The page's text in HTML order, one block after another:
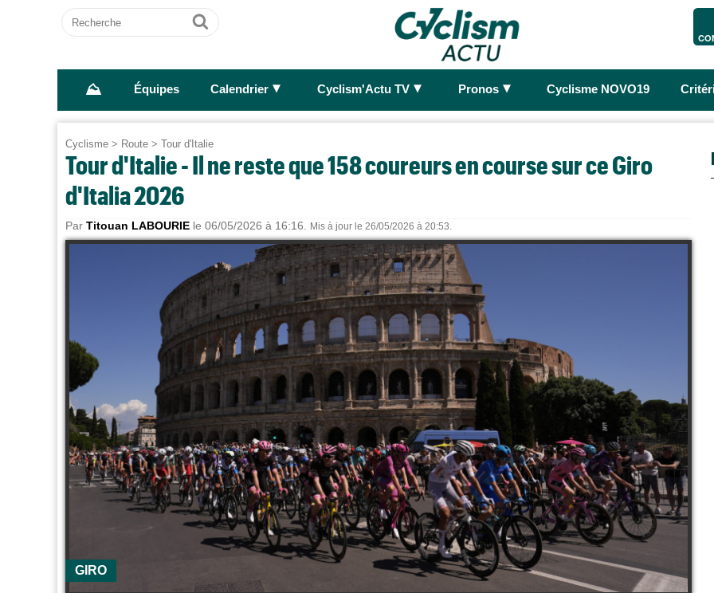
Recherche
Ok
⛰ Équipes Calendrier ► Cyclism'Actu TV ► Pronos ► Cyclisme NOVO19
Cyclisme > Route > Tour d'Italie
Tour d'Italie - Il ne reste que 158 coureurs en course sur ce Giro
d'Italia 2026
Par Titouan LABOURIE le 06/05/2026 à 16:16. Mis à jour le 26/05/2026 à 20:53.
GIRO